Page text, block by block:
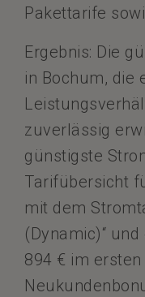
Pakettarife
Ergebnis: Die
in Bochum, die
zuverlässig
günstigste
Tarifübersicht
mit dem
(Dynamic)“
894 € im